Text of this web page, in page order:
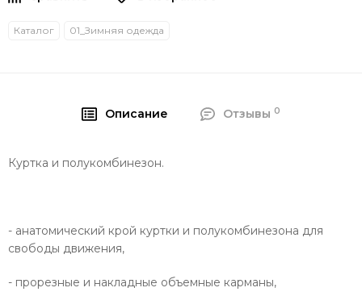
Каталог 01_Зимняя одежда
Описание Отзывы 0
Куртка и полукомбинезон.
- анатомический крой куртки и полукомбинезона для
свободы движения,
- прорезные и накладные объемные карманы,